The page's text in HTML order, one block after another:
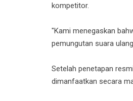
kompetitor.
"Kami menegaskan
pemungutan suara
Setelah penetapan
dimanfaatkan secara